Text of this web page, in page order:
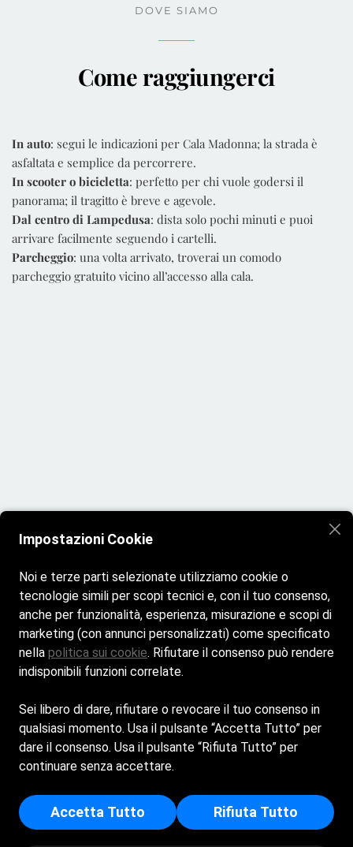
DOVE SIAMO
Come raggiungerci
In auto: segui le indicazioni per Cala Madonna; la strada è
asfaltata e semplice da percorrere.
In scooter o bicicletta: perfetto per chi vuole godersi il
panorama; il tragitto è breve e agevole.
Dal centro di Lampedusa: dista solo pochi minuti e puoi
arrivare facilmente seguendo i cartelli.
Parcheggio: una volta arrivato, troverai un comodo
parcheggio gratuito vicino all’accesso alla cala.
Home La spiaggia
Bar e Ristoro
Attività ed Eventi
Galleria Contatti
Bar & Ristorante aperto tutti i giorni dalle 7:30 alle 21:00
Cookie Policy Privacy Policy
MADONNA - 92031 - LAMPEDUSA E LINOSA (AG) - Iscritta al
registro delle imprese di Agrigento - p.i/c.f: 02175630843 -
Impostazioni Cookie
Noi e terze parti selezionate utilizziamo cookie o
tecnologie simili per scopi tecnici e, con il tuo consenso,
anche per funzionalità, esperienza, misurazione e scopi di
marketing (con annunci personalizzati) come specificato
nella politica sui cookie. Rifiutare il consenso può rendere
indisponibili funzioni correlate.
Sei libero di dare, rifiutare o revocare il tuo consenso in
qualsiasi momento. Usa il pulsante “Accetta Tutto” per
dare il consenso. Usa il pulsante “Rifiuta Tutto” per
continuare senza accettare.
Accetta Tutto Rifiuta Tutto